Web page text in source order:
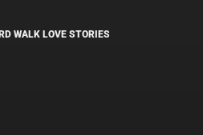
WALK LOVE STORIES